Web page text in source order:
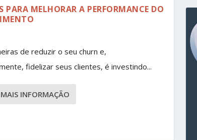
PARA MELHORAR A PERFORMANCE DO
de reduzir o seu churn e,
fidelizar seus clientes, é investindo...
INFORMAÇÃO